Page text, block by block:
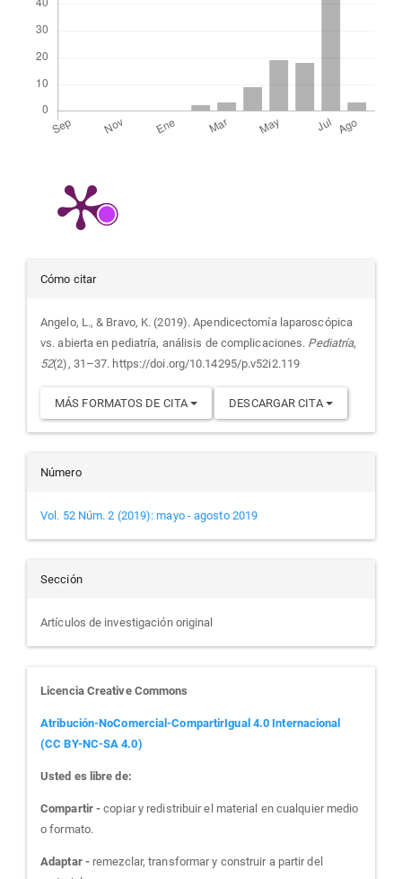
Detalles
del
artículo
Cómo citar
Angelo, L., & Bravo, K. (2019). Apendicectomía laparoscópica
vs. abierta en pediatría, análisis de complicaciones. Pediatría,
52(2), 31–37. https://doi.org/10.14295/p.v52i2.119
MÁS FORMATOS DE CITA DESCARGAR CITA
Número
Vol. 52 Núm. 2 (2019): mayo - agosto 2019
Sección
Artículos de investigación original
Licencia Creative Commons
Atribución-NoComercial-CompartirIgual 4.0 Internacional
(CC BY-NC-SA 4.0)
Usted es libre de:
Compartir -copiar y redistribuir el material en cualquier medio
o formato.
Adaptar -remezclar, transformar y construir a partir del